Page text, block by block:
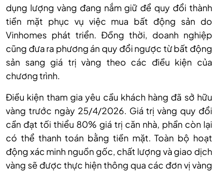
dụng lượng vàng đang nắm giữ để quy đổi thành
tiền mặt phục vụ việc mua bất động sản do
Vinhomes phát triển. Đồng thời, doanh nghiệp
cũng đưa ra phương án quy đổi ngược từ bất động
sản sang giá trị vàng theo các điều kiện của
chương trình.
Điều kiện tham gia yêu cầu khách hàng đã sở hữu
vàng trước ngày 25/4/2026. Giá trị vàng quy đổi
cần đạt tối thiểu 80% giá trị căn nhà, phần còn lại
có thể thanh toán bằng tiền mặt. Toàn bộ hoạt
động xác minh nguồn gốc, chất lượng và giao dịch
vàng sẽ được thực hiện thông qua các đơn vị vàng